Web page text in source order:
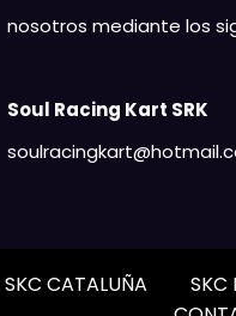
nosotros mediante los
Soul Racing Kart SRK
SKC CATALUÑA SKC